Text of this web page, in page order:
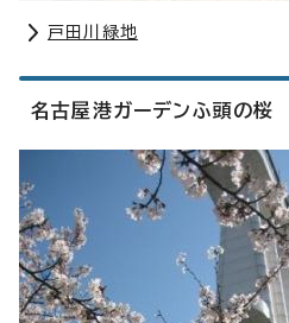
戸田川緑地
名古屋港ガーデンふ頭の桜